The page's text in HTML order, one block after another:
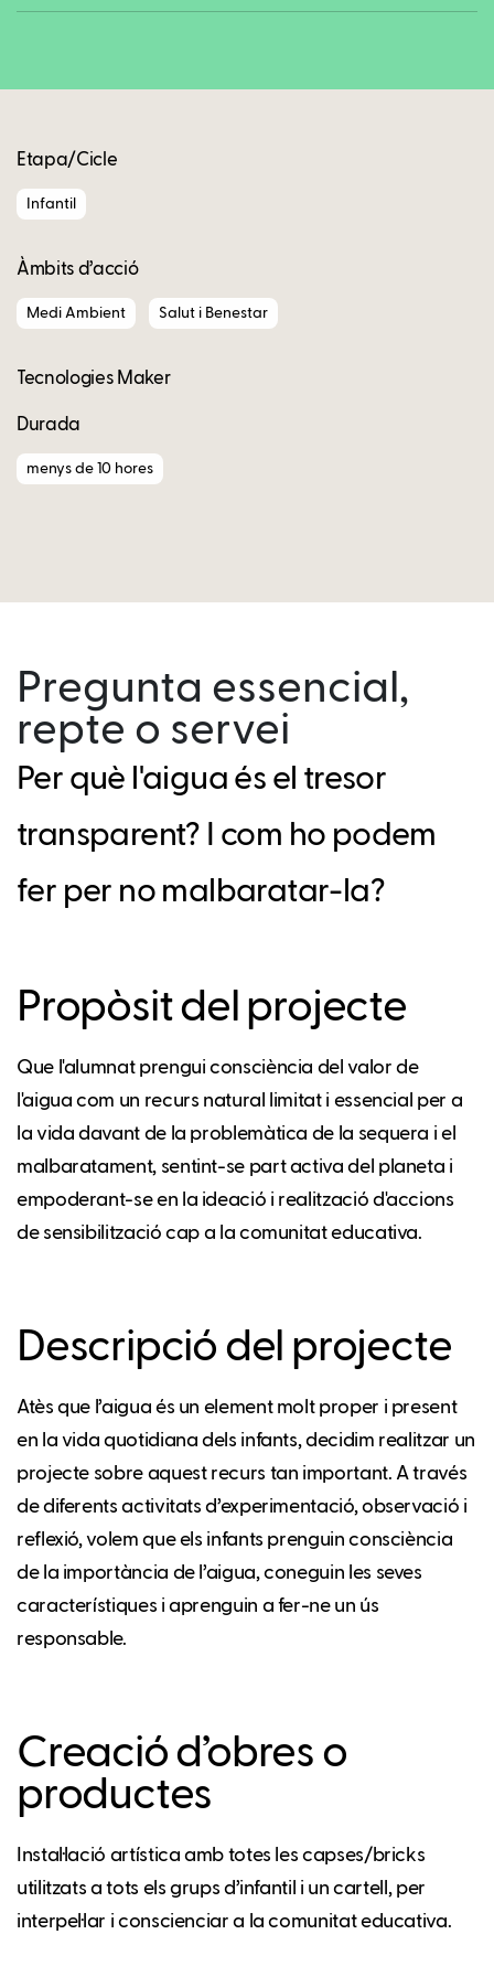
Etapa/Cicle
Infantil
Àmbits d’acció
Medi Ambient Salut i Benestar
Tecnologies Maker
Durada
menys de 10 hores
Pregunta essencial,
repte o servei
Per què l'aigua és el tresor
transparent? I com ho podem
fer per no malbaratar-la?
Propòsit del projecte
Que l'alumnat prengui consciència del valor de
l'aigua com un recurs natural limitat i essencial per a
la vida davant de la problemàtica de la sequera i el
malbaratament, sentint-se part activa del planeta i
empoderant-se en la ideació i realització d'accions
de sensibilització cap a la comunitat educativa.
Descripció del projecte
Atès que l’aigua és un element molt proper i present
en la vida quotidiana dels infants, decidim realitzar un
projecte sobre aquest recurs tan important. A través
de diferents activitats d’experimentació, observació i
reflexió, volem que els infants prenguin consciència
de la importància de l’aigua, coneguin les seves
característiques i aprenguin a fer-ne un ús
responsable.
Creació d’obres o
productes
Instal·lació artística amb totes les capses/bricks
utilitzats a tots els grups d’infantil i un cartell, per
interpel·lar i conscienciar a la comunitat educativa.